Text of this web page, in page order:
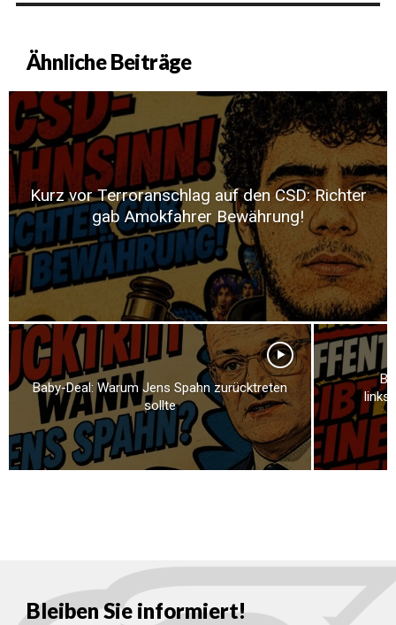
Ähnliche Beiträge
Kurz vor Terroranschlag auf den CSD: Richter
gab Amokfahrer Bewährung!
Baby-Deal: Warum Jens Spahn zurücktreten
sollte
Bleiben Sie informiert!